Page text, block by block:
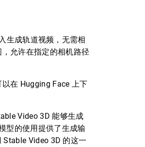
生成轨道视频，无需相
允许在指定的相机路径
在 Hugging Face 上下
Video 3D 能够生成
型的使用提供了生成输
Video 3D 的这一